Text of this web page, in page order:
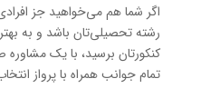
اگر شما هم می‌خواهید جز
رشته تحصیلی‌تان باشد و به
کنکورتان برسید، با یک
تمام جوانب همراه با پرواز